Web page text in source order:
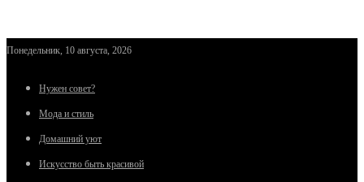
Понедельник, 10 августа, 2026
Нужен совет?
Мода и стиль
Домашний уют
Искусство быть красивой